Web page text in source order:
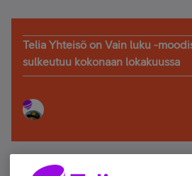
Telia Yhteisö on Vain luku -
sulkeutuu kokonaan lokakuussa